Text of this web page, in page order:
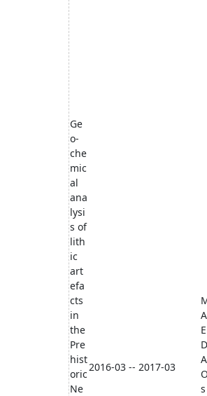
Ge
o-
che
mic
al
ana
lysi
s of
lith
ic
art
efa
cts
in
the
Pre
hist
oric
Ne
2016-03 -- 2017-03
A
E
D
A
s